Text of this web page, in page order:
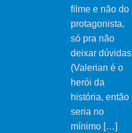
filme e não do
protagonista,
só pra não
deixar dúvidas
(Valerian é o
herói da
história, então
seria no
mínimo […]